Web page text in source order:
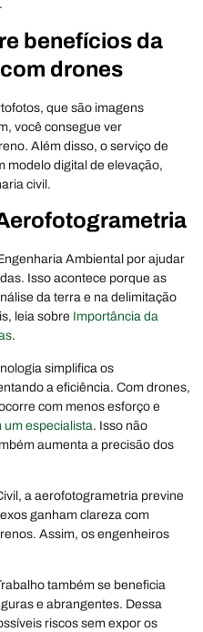
.
benefícios da
drones
que são imagens
você consegue ver
Além disso, o serviço de
modelo digital de elevação,
civil.
Ambiental por ajudar
Isso acontece porque as
da terra e na delimitação
leia sobre Importância da
.
simplifica os
a eficiência. Com drones,
com menos esforço e
um especialista. Isso não
aumenta a precisão dos
a aerofotogrametria previne
ganham clareza com
Assim, os engenheiros
também se beneficia
e abrangentes. Dessa
riscos sem expor os